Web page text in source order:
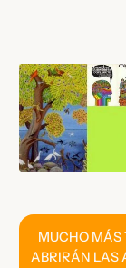
contenido
MUCHO MÁS
ABRIRÁN LAS